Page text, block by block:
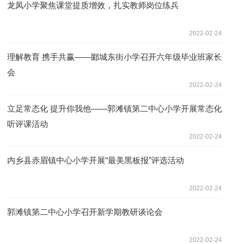
龙凤小学聚焦课堂提质增效，扎实教师岗位练兵
2022-02-24
理解教育 携手共赢——郾城东街小学召开六年级毕业班家长
会
2022-02-24
立足常态化 提升你我他——郭滩镇第二中心小学开展常态化
听评课活动
2022-02-24
内乡县赤眉镇中心小学开展“最美黑板报”评选活动
2022-02-24
郭滩镇第二中心小学召开新学期教研谈论会
2022-02-24